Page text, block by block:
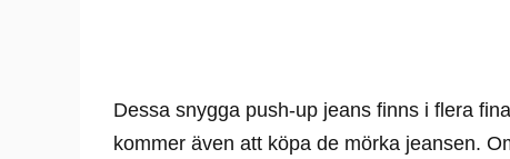
Dessa snygga push-up jeans finns i flera
kommer även att köpa de mörka jeansen.